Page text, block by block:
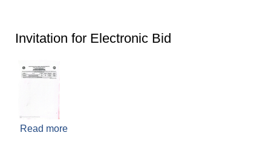
Invitation for Electronic Bid
Read more